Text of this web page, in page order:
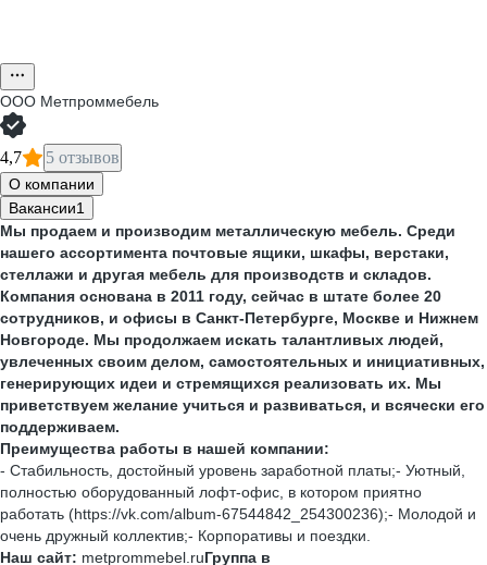
ООО Метпроммебель
4,7 5 отзывов
О компании
Вакансии1
Мы продаем и производим металлическую мебель. Среди
нашего ассортимента почтовые ящики, шкафы, верстаки,
стеллажи и другая мебель для производств и складов.
Компания основана в 2011 году, сейчас в штате более 20
сотрудников, и офисы в Санкт-Петербурге, Москве и Нижнем
Новгороде. Мы продолжаем искать талантливых людей,
увлеченных своим делом, самостоятельных и инициативных,
генерирующих идеи и стремящихся реализовать их. Мы
приветствуем желание учиться и развиваться, и всячески его
поддерживаем.
Преимущества работы в нашей компании:
- Стабильность, достойный уровень заработной платы;- Уютный,
полностью оборудованный лофт-офис, в котором приятно
работать (https://vk.com/album-67544842_254300236);- Молодой и
очень дружный коллектив;- Корпоративы и поездки.
Наш сайт: metprommebel.ruГруппа в